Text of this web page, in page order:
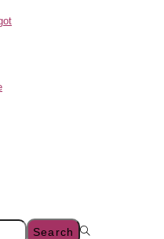
Search